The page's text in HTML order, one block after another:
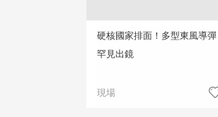
硬核國家排面！多型東風導彈
罕見出鏡
現場